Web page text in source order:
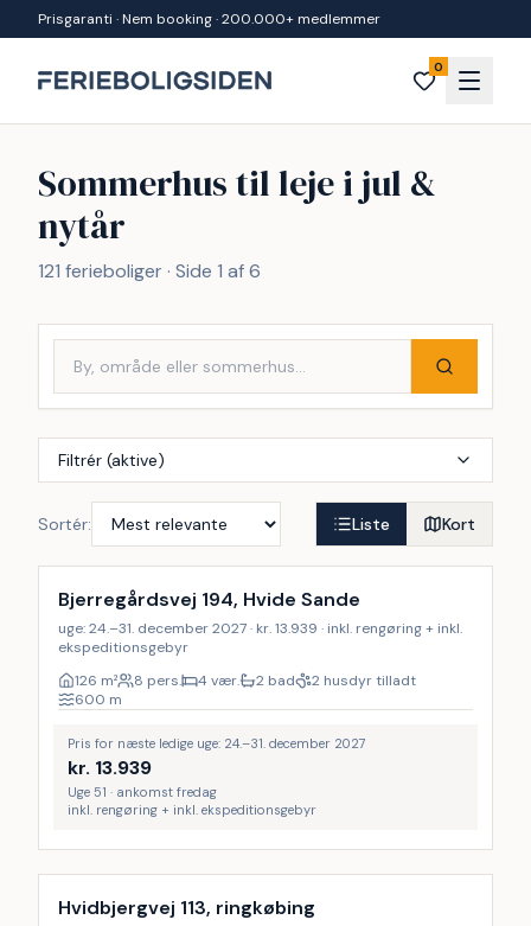
Spring til indhold
Prisgaranti · Nem booking · 200.000+ medlemmer
0
Sommerhus til leje i jul &
nytår
121 ferieboliger · Side 1 af 6
Filtrér (aktive)
Sortér: Liste Kort
Bjerregårdsvej 194, Hvide Sande
uge: 24.–31. december 2027 · kr. 13.939 · inkl. rengøring + inkl.
ekspeditionsgebyr
126 m² 8 pers. 4 vær. 2 bad
2 husdyr tilladt
600 m
Pris for næste ledige uge: 24.–31. december 2027
kr. 13.939
Uge 51 · ankomst fredag
inkl. rengøring + inkl. ekspeditionsgebyr
Inkl. rengøring
Hvidbjergvej 113, ringkøbing